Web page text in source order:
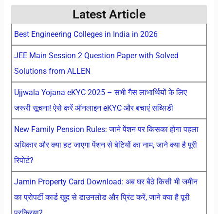
Latest Article
Best Engineering Colleges in India in 2026
JEE Main Session 2 Question Paper with Solved
Solutions from ALLEN
Ujjwala Yojana eKYC 2025 – सभी गैस लाभार्थियों के लिए
जरूरी सूचना! ऐसे करें ऑनलाइन eKYC और बचाएं सब्सिडी
New Family Pension Rules: जाने पेंशन पर किसका होगा पहला
अधिकार और क्या हट जाएगा पेंशन से बेटियों का नाम, जाने क्या है पूरी
रिपोर्ट?
Jamin Property Card Download: अब घर बैठे किसी भी जमीन
का प्रोपर्टी कार्ड खुद से डाउनलोड और प्रिंट करें, जाने क्या है पूरी